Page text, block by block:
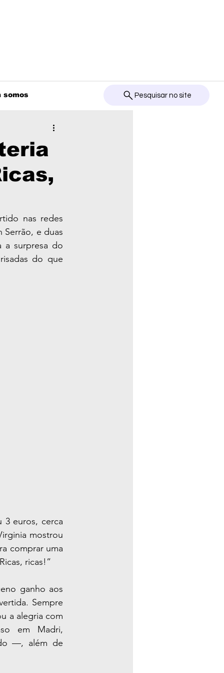
somos Pesquisar no site
nas redes
Serrão, e duas
a surpresa do
do que
3 euros, cerca
mostrou
comprar uma
ricas!”
Sempre
a alegria com
em Madri,
—, além de